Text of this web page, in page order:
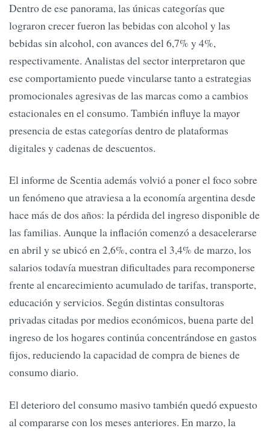
Dentro de ese panorama, las únicas categorías que
lograron crecer fueron las bebidas con alcohol y las
bebidas sin alcohol, con avances del 6,7% y 4%,
respectivamente. Analistas del sector interpretaron que
ese comportamiento puede vincularse tanto a estrategias
promocionales agresivas de las marcas como a cambios
estacionales en el consumo. También influye la mayor
presencia de estas categorías dentro de plataformas
digitales y cadenas de descuentos.
El informe de Scentia además volvió a poner el foco sobre
un fenómeno que atraviesa a la economía argentina desde
hace más de dos años: la pérdida del ingreso disponible de
las familias. Aunque la inflación comenzó a desacelerarse
en abril y se ubicó en 2,6%, contra el 3,4% de marzo, los
salarios todavía muestran dificultades para recomponerse
frente al encarecimiento acumulado de tarifas, transporte,
educación y servicios. Según distintas consultoras
privadas citadas por medios económicos, buena parte del
ingreso de los hogares continúa concentrándose en gastos
fijos, reduciendo la capacidad de compra de bienes de
consumo diario.
El deterioro del consumo masivo también quedó expuesto
al compararse con los meses anteriores. En marzo, la